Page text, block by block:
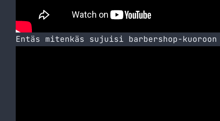
Entäs mitenkäs sujuisi barbershop-kuoroon